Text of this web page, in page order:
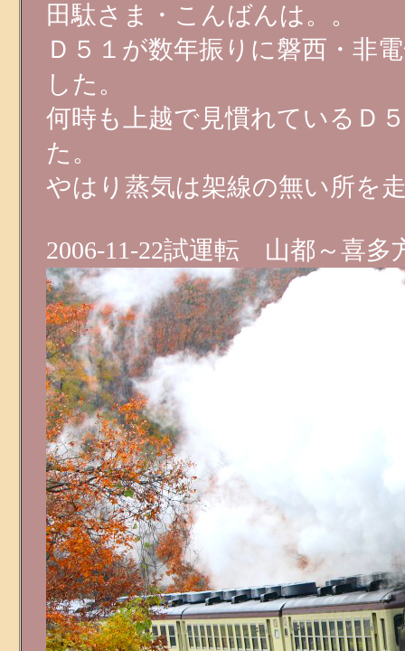
田駄さま・こんばんは。。
Ｄ５１が数年振りに磐西・非
した。
何時も上越で見慣れているＤ
た。
やはり蒸気は架線の無い所を
2006-11-22試運転 山都～喜多